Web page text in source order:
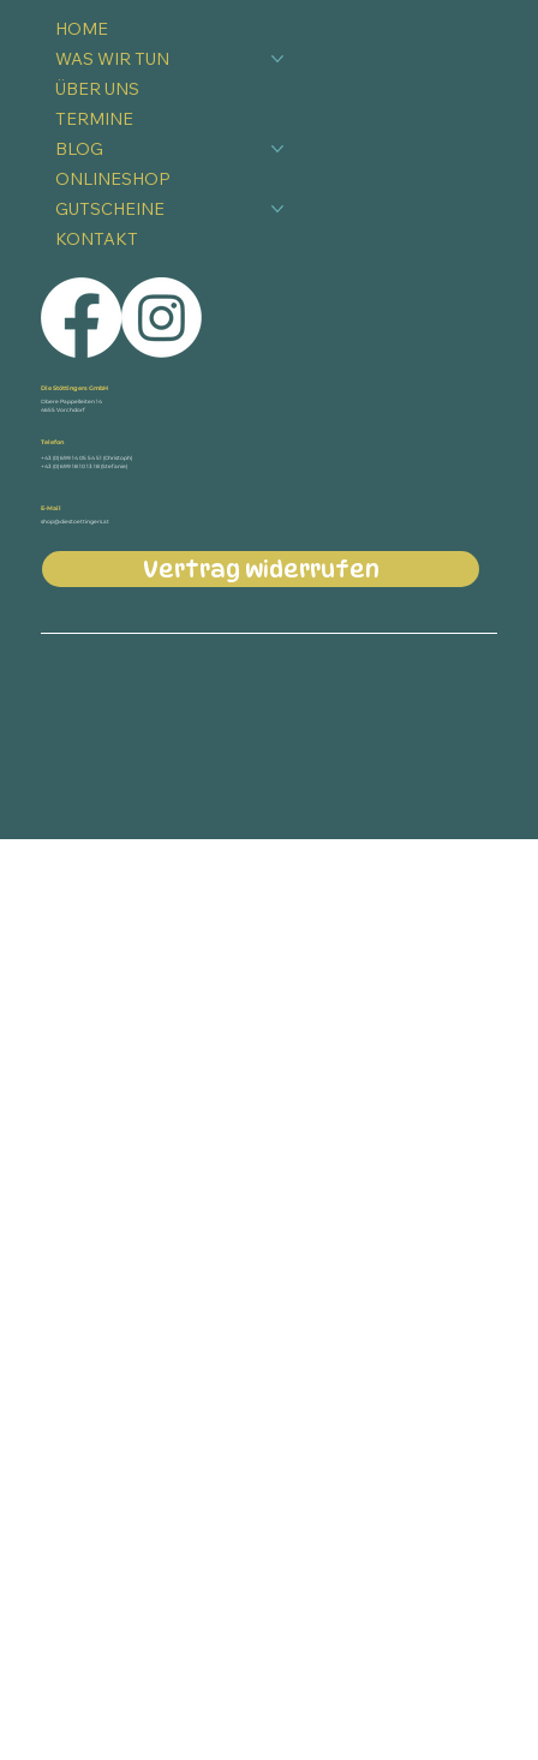
HOME
WAS WIR TUN
ÜBER UNS
TERMINE
BLOG
ONLINESHOP
GUTSCHEINE
KONTAKT
Die Stöttingers GmbH
Obere Pappelleiten 14
4655 Vorchdorf
Telefon
+43 (0) 699 14 05 54 51 (Christoph)
+43 (0) 699 18 10 13 18 (Stefanie)
E-Mail
shop@diestoettingers.at
Vertrag widerrufen